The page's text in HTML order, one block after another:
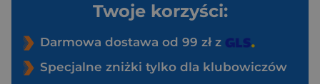
Twoje korzyści:
Darmowa dostawa od 99 zł z
Specjalne zniżki tylko dla klubowiczów